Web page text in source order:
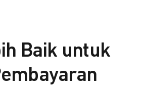
Baik untuk